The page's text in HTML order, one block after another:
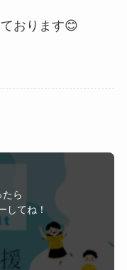
おります😊
ら
してね！